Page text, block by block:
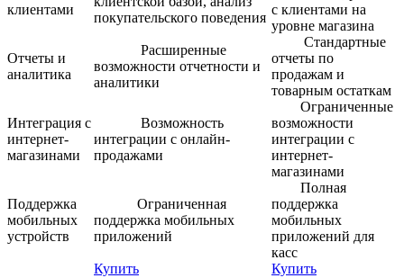
клиентами
покупательского поведения
с клиентами на
уровне магазина
Отчеты и
аналитика
Расширенные
возможности отчетности и
аналитики
Стандартные
отчеты по
продажам и
товарным остаткам
Интеграция с
интернет-
магазинами
Возможность
интеграции с онлайн-
продажами
Ограниченные
возможности
интеграции с
интернет-
магазинами
Поддержка
мобильных
устройств
Ограниченная
поддержка мобильных
приложений
Полная
поддержка
мобильных
приложений для
касс
Купить
Купить